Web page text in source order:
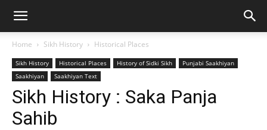
Home Sikh History Historical Places
Sikh History Historical Places History of Sidki Sikh
Punjabi Saakhiyan
Saakhiyan
Saakhiyan Text
Sikh History : Saka Panja
Sahib